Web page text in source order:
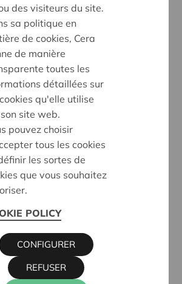
und für mindestens 600 Euro Cera-
65 Jahre alt sein
sein
Themen interessiert sein
drei Abendtreffen pro Jahr in Ihrer
der KBC Gruppe AG sein (oder
an denen die KBC Gruppe AG
Betreiber)
rechtlich oder tatsächlich
Partner, Blutsverwandter bis
oder verheirateter Verwandter
Grad eines derzeitigen Mitglieds
des visiteurs du site.
sa politique en
de cookies, Cera
de manière
toutes les
détaillées sur
qu'elle utilise
site web.
pouvez choisir
tous les cookies
les sortes de
que vous souhaitez
POLICY
REFUSER
CONFIGURER